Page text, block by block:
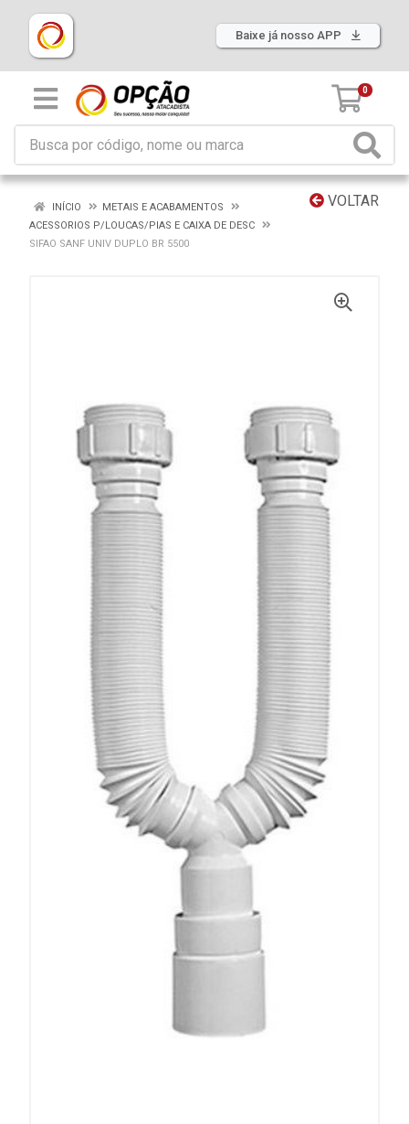
Baixe já nosso APP
0
VOLTAR
INÍCIO
METAIS E ACABAMENTOS
ACESSORIOS P/LOUCAS/PIAS E CAIXA DE DESC
SIFAO SANF UNIV DUPLO BR 5500